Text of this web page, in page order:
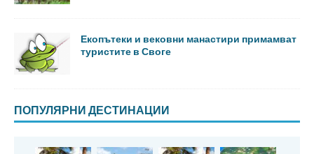
Екопътеки и вековни манастири примамват
туристите в Своге
ПОПУЛЯРНИ ДЕСТИНАЦИИ